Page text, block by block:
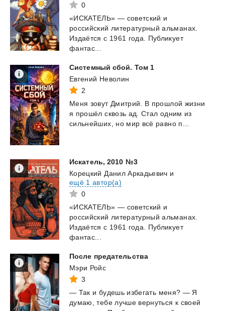
0
«ИСКАТЕЛЬ» — советский и
российский литературный альманах.
Издаётся с 1961 года. Публикует
фантас...
Системный сбой. Том 1
Евгений Неволин
2
Меня зовут Дмитрий. В прошлой жизни
я прошёл сквозь ад. Стал одним из
сильнейших,
но мир всё равно п...
Искатель, 2010 №3
Корецкий Данил Аркадьевич и
ещё 1 автор(а)
0
«ИСКАТЕЛЬ» — советский и
российский литературный альманах.
Издаётся с 1961 года. Публикует
фантас...
После предательства
Мэри Ройс
3
— Так и будешь избегать меня? — Я
думаю,
тебе лучше вернуться к своей